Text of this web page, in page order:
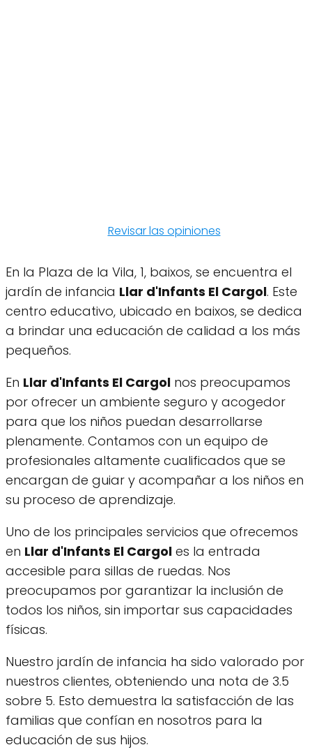
Revisar las opiniones
En la Plaza de la Vila, 1, baixos, se encuentra el
jardín de infancia Llar d'Infants El Cargol. Este
centro educativo, ubicado en baixos, se dedica
a brindar una educación de calidad a los más
pequeños.
En Llar d'Infants El Cargol nos preocupamos
por ofrecer un ambiente seguro y acogedor
para que los niños puedan desarrollarse
plenamente. Contamos con un equipo de
profesionales altamente cualificados que se
encargan de guiar y acompañar a los niños en
su proceso de aprendizaje.
Uno de los principales servicios que ofrecemos
en Llar d'Infants El Cargol es la entrada
accesible para sillas de ruedas. Nos
preocupamos por garantizar la inclusión de
todos los niños, sin importar sus capacidades
físicas.
Nuestro jardín de infancia ha sido valorado por
nuestros clientes, obteniendo una nota de 3.5
sobre 5. Esto demuestra la satisfacción de las
familias que confían en nosotros para la
educación de sus hijos.